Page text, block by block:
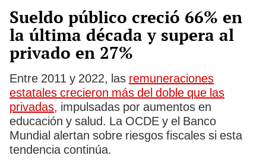
Sueldo público creció 66% en
la última década y supera al
privado en 27%
Entre 2011 y 2022, las remuneraciones
estatales crecieron más del doble que las
privadas, impulsadas por aumentos en
educación y salud. La OCDE y el Banco
Mundial alertan sobre riesgos fiscales si esta
tendencia continúa.